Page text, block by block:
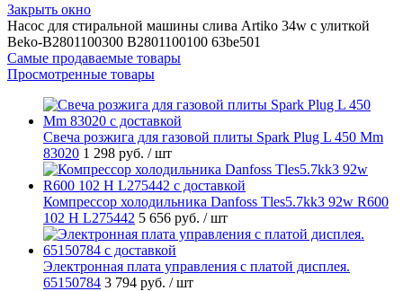
Закрыть окно
Насос для стиральной машины слива Artiko 34w с улиткой
Beko-B2801100300 B2801100100 63be501
Самые продаваемые товары
Просмотренные товары
Свеча розжига для газовой плиты Spark Plug L 450 Mm
83020 1 298 руб. / шт
Компрессор холодильника Danfoss Tles5.7kk3 92w R600
102 H L275442 5 656 руб. / шт
Электронная плата управления с платой дисплея.
65150784 3 794 руб. / шт